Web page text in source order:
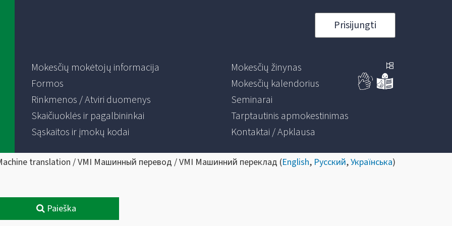
Prisijungti
Mokesčių mokėtojų informacija
Formos
Rinkmenos / Atviri duomenys
Skaičiuoklės ir pagalbininkai
Sąskaitos ir įmokų kodai
Mokesčių žinynas
Mokesčių kalendorius
Seminarai
Tarptautinis apmokestinimas
Kontaktai / Apklausa
translation / VMI Машинный перевод / VMI Машинний переклад (English, Русский,Українська)
Paieška